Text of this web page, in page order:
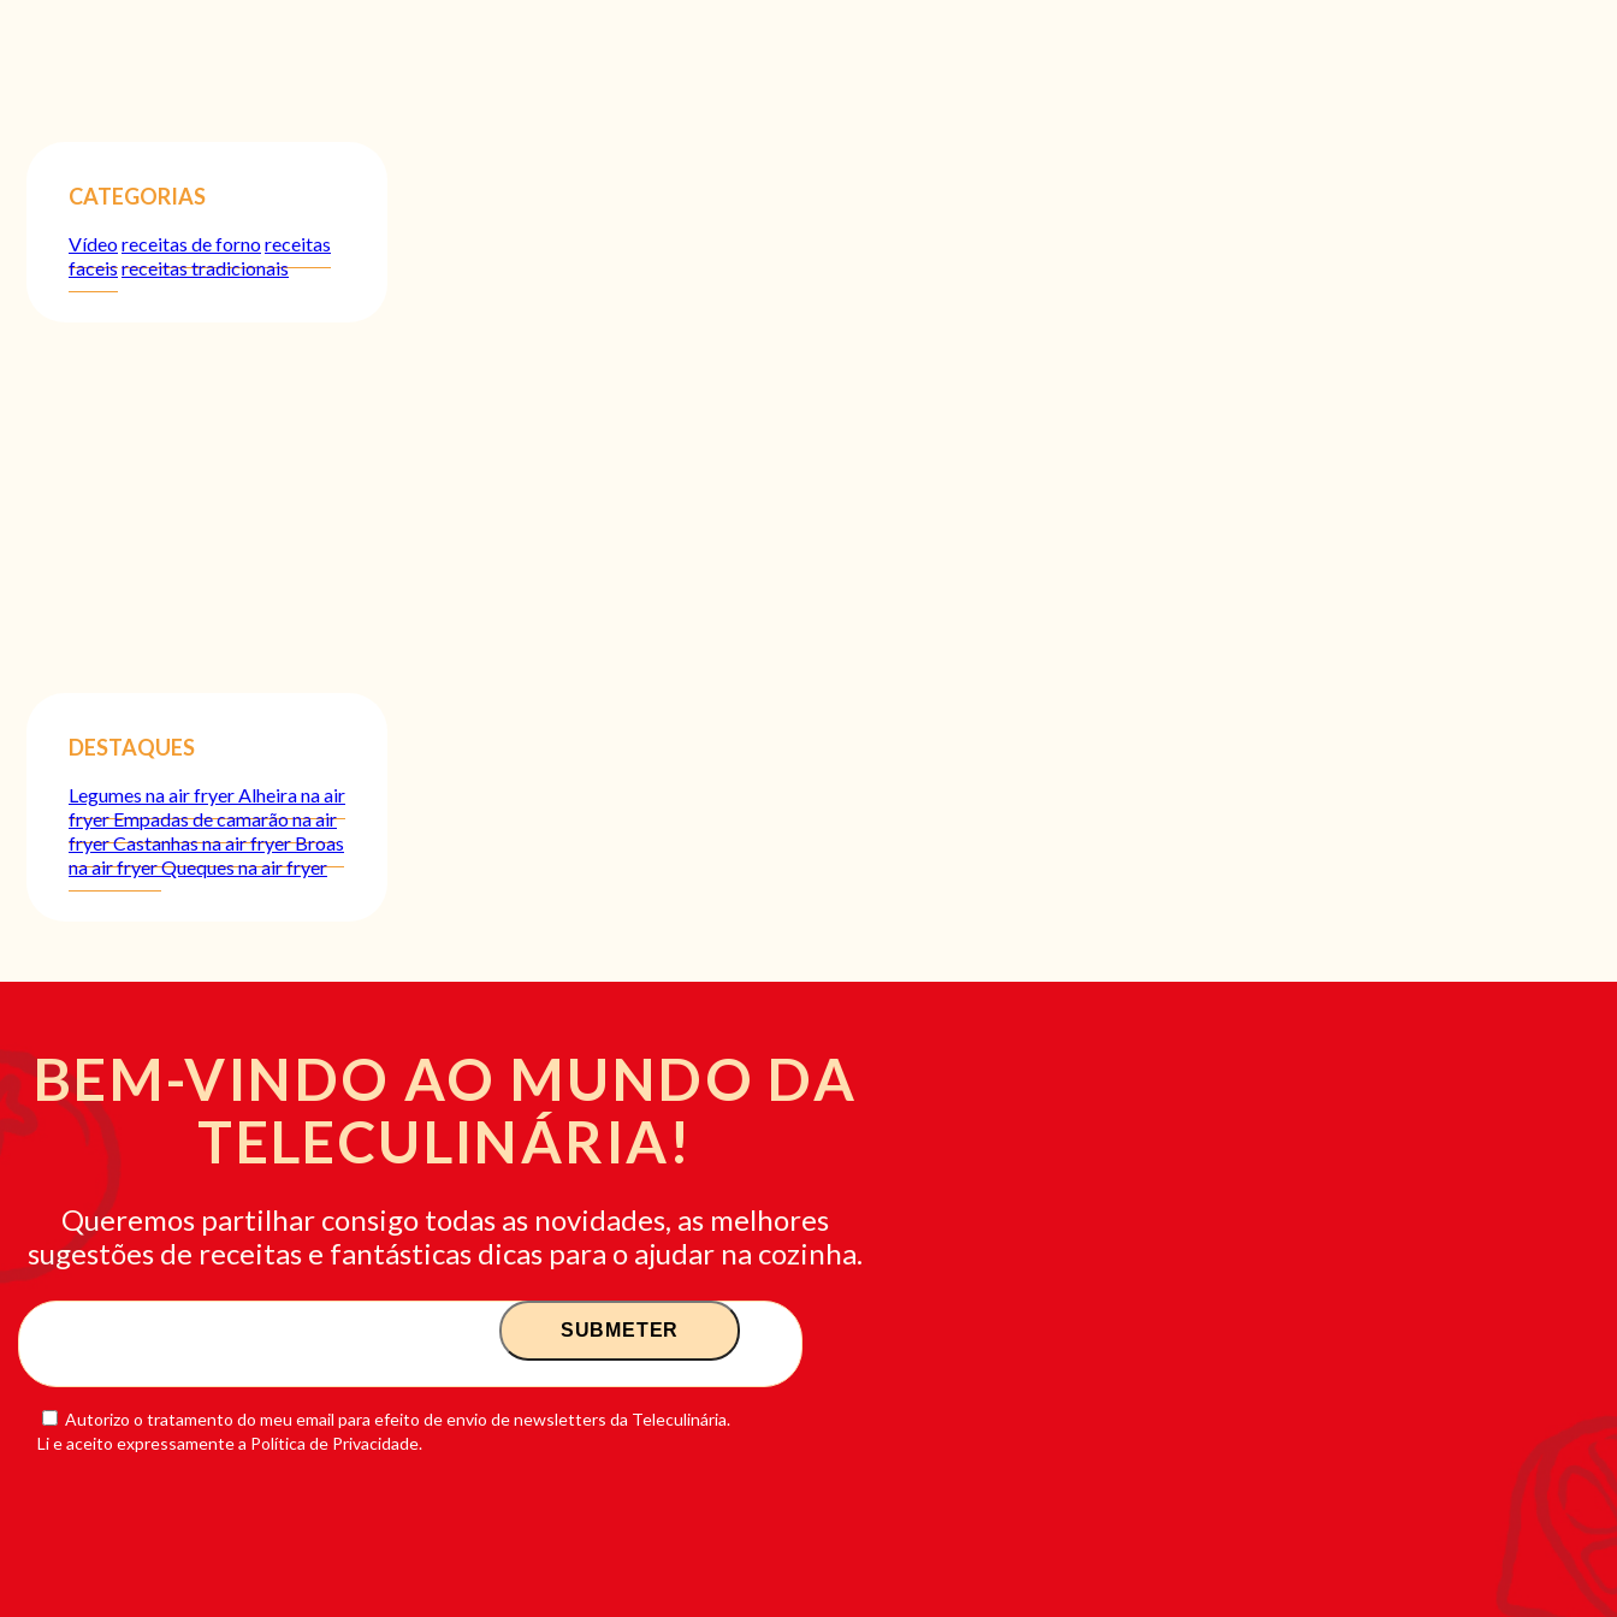
CATEGORIAS
Vídeoreceitas de fornoreceitas
faceisreceitas tradicionais
DESTAQUES
Legumes na air fryerAlheira na air
fryerEmpadas de camarão na air
fryerCastanhas na air fryerBroas
na air fryerQueques na air fryer
BEM-VINDO AO MUNDO DA
TELECULINÁRIA!
Queremos partilhar consigo todas as novidades, as melhores
sugestões de receitas e fantásticas dicas para o ajudar na cozinha.
Autorizo o tratamento do meu email para efeito de envio de newsletters da Teleculinária.
Li e aceito expressamente a Política de Privacidade.